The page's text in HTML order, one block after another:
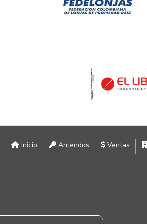
Inicio Arriendos Ventas